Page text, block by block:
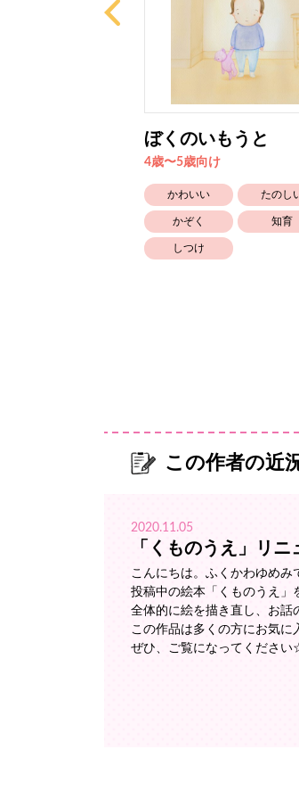
ぼくのいもうと
4歳〜5歳向け
かわいい たのし
かぞく 知育
しつけ
この作者の近
2020.11.05
「くものうえ」リニ
こんにちは。ふくかわゆめみ
投稿中の絵本「くものうえ」
全体的に絵を描き直し、お話
この作品は多くの方にお気
ぜひ、ご覧になってくださ